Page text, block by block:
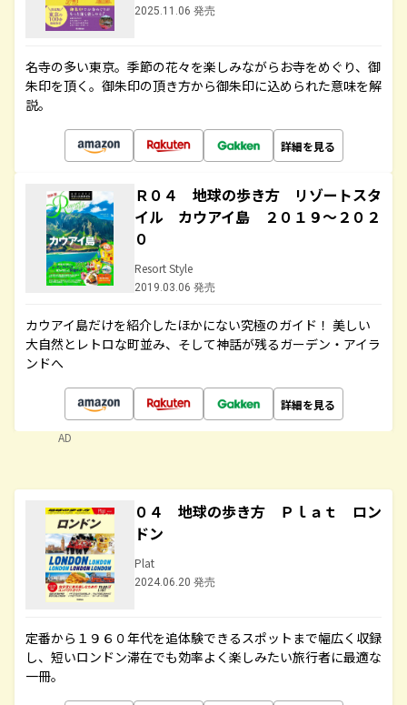
2025.11.06 発売
名寺の多い東京。季節の花々を楽しみながらお寺をめぐり、御
朱印を頂く。御朱印の頂き方から御朱印に込められた意味を解
説。
詳細を見る
Ｒ０４ 地球の歩き方 リゾートスタ
イル カウアイ島 ２０１９～２０２
０
Resort Style
2019.03.06 発売
カウアイ島だけを紹介したほかにない究極のガイド！ 美しい
大自然とレトロな町並み、そして神話が残るガーデン・アイラ
ンドへ
詳細を見る
AD
０４ 地球の歩き方 Ｐｌａｔ ロン
ドン
Plat
2024.06.20 発売
定番から１９６０年代を追体験できるスポットまで幅広く収録
し、短いロンドン滞在でも効率よく楽しみたい旅行者に最適な
一冊。